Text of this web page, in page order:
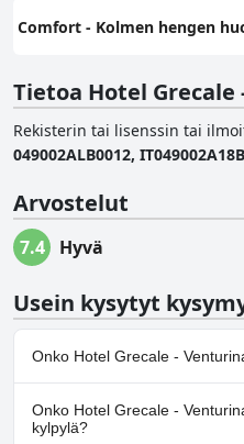
Comfort - Kolmen hengen
Tietoa Hotel
Rekisterin tai lisenssin tai
049002ALB0012,
Arvostelut
7.4 Hyvä
Usein kysytyt
Onko Hotel Grecale -
Ei, Hotel Grecale - Venturina
Onko Hotel Grecale -
kylpylä?